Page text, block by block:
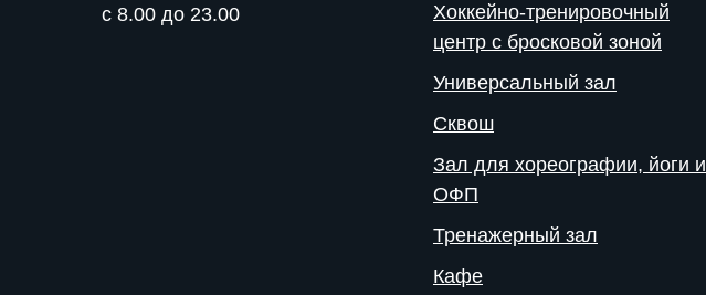
с 8.00 до 23.00
Хоккейно-тренировочный
центр с бросковой зоной
Универсальный зал
Сквош
Зал для хореографии, йоги и
ОФП
Тренажерный зал
Кафе